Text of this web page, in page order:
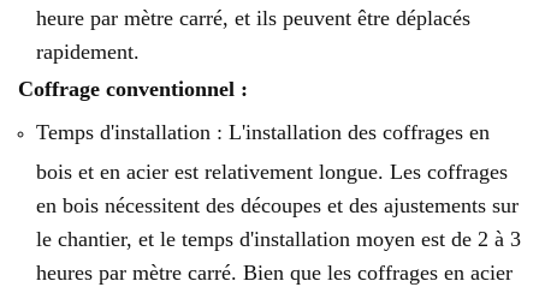
heure par mètre carré, et ils peuvent être déplacés
rapidement.
Coffrage conventionnel :
Temps d'installation : L'installation des coffrages en
bois et en acier est relativement longue. Les coffrages
en bois nécessitent des découpes et des ajustements sur
le chantier, et le temps d'installation moyen est de 2 à 3
heures par mètre carré. Bien que les coffrages en acier